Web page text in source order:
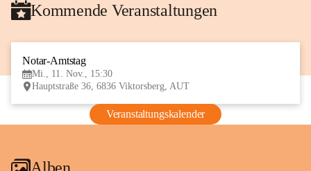
Kommende Veranstaltungen
Notar-Amtstag
Mi., 11. Nov., 15:30
Hauptstraße 36, 6836 Viktorsberg, AUT
Veranstaltungskalender
Alben